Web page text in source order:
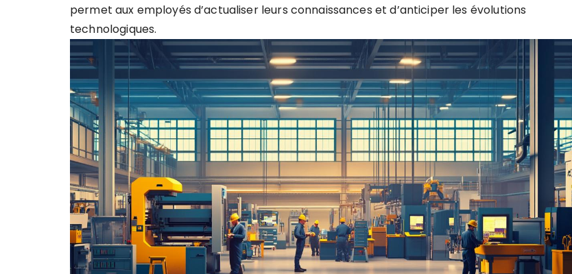
permet aux employés d’actualiser leurs connaissances et d’anticiper les évolutions
technologiques.